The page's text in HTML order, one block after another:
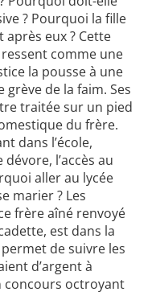
? Pourquoi la fille
eux ? Cette
comme une
la pousse à une
grève de la faim. Ses
traitée sur un pied
du frère.
dans l’école,
l’accès au
aller au lycée
marier ? Les
frère aîné renvoyé
est dans la
de suivre les
d’argent à
concours octroyant